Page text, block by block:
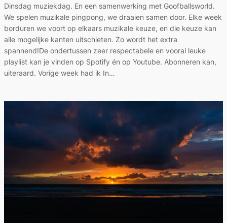
Dinsdag muziekdag. En een samenwerking met Goofballsworld.
We spelen muzikale pingpong, we draaien samen door. Elke week
borduren we voort op elkaars muzikale keuze, en die keuze kan
alle mogelijke kanten uitschieten. Zo wordt het extra
spannend!De ondertussen zeer respectabele en vooral leuke
playlist kan je vinden op Spotify én op Youtube. Abonneren kan,
uiteraard. Vorige week had ik In…